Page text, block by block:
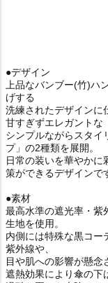
●デザイン
上品なバンブー(竹)ハ
げする
洗練されたデザインに
甘すぎずエレガントな
シンプルながらスタイ
プ」の2種類を展開。
日常の装いを華やか
策ができるデザインで
●素材
最高水準の遮光率・紫
生地を使用。
内側には特殊な黒コー
紫外線や、
目や肌への影響が懸念
遮熱効果により傘の下